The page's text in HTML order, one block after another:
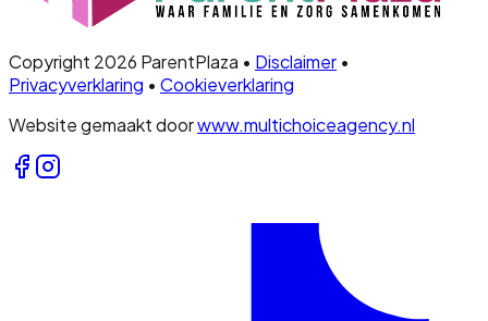
Copyright 2026 ParentPlaza • Disclaimer •
Privacyverklaring • Cookieverklaring
Website gemaakt doorwww.multichoiceagency.nl